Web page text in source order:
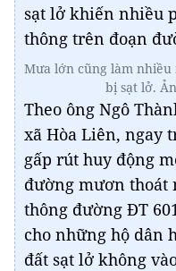
sạt lở khiến nhiều
thông trên đoạn
Mưa lớn cũng làm
bị sạt lở.
Theo ông Ngô
xã Hòa Liên, ngay
gấp rút huy động
đường mươn thoát
thông đường ĐT
cho những hộ dân
đất sạt lở không